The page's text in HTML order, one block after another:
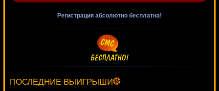
Регистрация абсолютно бесплатна!
ПОСЛЕДНИЕ ВЫИГРЫШИ
Cteb***